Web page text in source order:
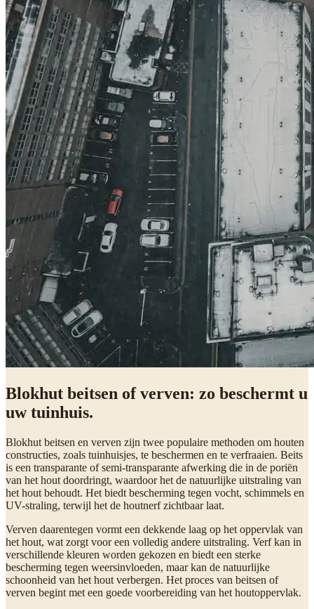
Blokhut beitsen of verven: zo beschermt u
uw tuinhuis.
Blokhut beitsen en verven zijn twee populaire methoden om houten
constructies, zoals tuinhuisjes, te beschermen en te verfraaien. Beits
is een transparante of semi-transparante afwerking die in de poriën
van het hout doordringt, waardoor het de natuurlijke uitstraling van
het hout behoudt. Het biedt bescherming tegen vocht, schimmels en
UV-straling, terwijl het de houtnerf zichtbaar laat.
Verven daarentegen vormt een dekkende laag op het oppervlak van
het hout, wat zorgt voor een volledig andere uitstraling. Verf kan in
verschillende kleuren worden gekozen en biedt een sterke
bescherming tegen weersinvloeden, maar kan de natuurlijke
schoonheid van het hout verbergen. Het proces van beitsen of
verven begint met een goede voorbereiding van het houtoppervlak.